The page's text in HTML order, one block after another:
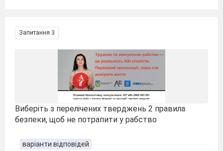
Запитання 3
Виберіть з перелічених тверджень 2 правила
безпеки, щоб не потрапити у рабство
варіанти відповідей